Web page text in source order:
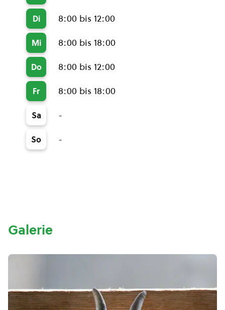
Di 8:00 bis 12:00
Mi 8:00 bis 18:00
Do 8:00 bis 12:00
Fr 8:00 bis 18:00
Sa -
So -
Galerie